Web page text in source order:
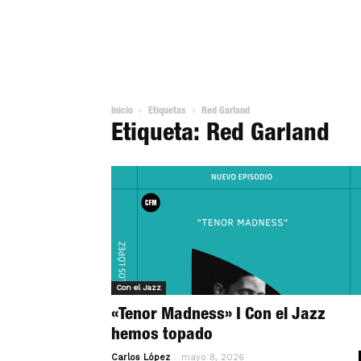
Inicio Etiquetas Red Garland
Etiqueta: Red Garland
Con el Jazz
«Tenor Madness» I Con el Jazz
hemos topado
Carlos López - mayo 8, 2026